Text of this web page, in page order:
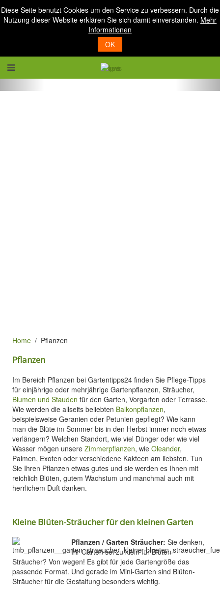
Diese Seite benutzt Cookies um den Service zu verbessern. Durch die
Nutzung dieser Website erklären Sie sich damit einverstanden. Mehr
Informationen
OK
Home Pflanzen
Pflanzen
Im Bereich Pflanzen bei Gartentipps24 finden Sie Pflege-Tipps
für einjährige oder mehrjährige Gartenpflanzen, Sträucher,
Blumen und Stauden für den Garten, Vorgarten oder Terrasse.
Wie werden die allseits beliebten Balkonpflanzen,
beispielsweise Geranien oder Petunien gepflegt? Wie kann
man die Blüte im Sommer bis in den Herbst immer noch etwas
verlängern? Welchen Standort, wie viel Dünger oder wie viel
Wasser mögen unsere Zimmerpflanzen, wie Oleander,
Palmen, Exoten oder verschiedene Kakteen am liebsten. Tun
Sie Ihren Pflanzen etwas gutes und sie werden es Ihnen mit
reichlich Blüten, gutem Wachstum und manchmal auch mit
herrlichem Duft danken.
Kleine Blüten-Sträucher für den kleinen Garten
Pflanzen / Garten Sträucher: Sie denken,
Ihr Garten sei zu klein für Blüten-
Sträucher? Von wegen! Es gibt für jede Gartengröße das
passende Format. Und gerade im Mini-Garten sind Blüten-
Sträucher für die Gestaltung besonders wichtig.